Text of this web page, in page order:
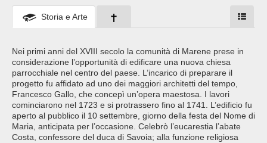
Storia e Arte
Nei primi anni del XVIII secolo la comunità di Marene prese in
considerazione l’opportunità di edificare una nuova chiesa
parrocchiale nel centro del paese. L’incarico di preparare il
progetto fu affidato ad uno dei maggiori architetti del tempo,
Francesco Gallo, che concepì un’opera maestosa. I lavori
cominciarono nel 1723 e si protrassero fino al 1741. L’edificio fu
aperto al pubblico il 10 settembre, giorno della festa del Nome di
Maria, anticipata per l’occasione. Celebrò l’eucarestia l’abate
Costa, confessore del duca di Savoia; alla funzione religiosa